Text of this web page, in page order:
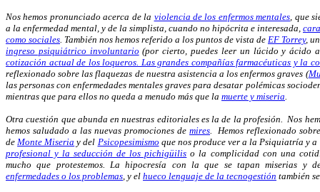
Nos hemos pronunciado acerca de la violencia de los enfermos mentales , que
a la enfermedad mental, y de la simplista, cuando no hipócrita e interesada,
como sociales . También nos hemos referido a los puntos de vista de EF Torrey,
ingreso psiquiátrico involuntario (por cierto, puedes leer un lúcido y ácido
cotización actual de los loqueros. Las grandes compañías farmacéuticas y la
reflexionado sobre las flaquezas de nuestra asistencia a los enfermos graves (
las personas con enfermedades mentales graves para desatar polémicas
mientras que para ellos no queda a menudo más que la muerte y miseria
Otra cuestión que abunda en nuestras editoriales es la de la profesión. Nos
hemos saludado a las nuevas promociones de mires . Hemos reflexionado
de Monte Miseria y del Psicopesimismo que nos produce ver a la Psiquiatría y
profesional y la seducción de los pichigüilis o la complicidad con una
mucho que protestemos. La hipocresía con la que se tapan miserias y
enfermedades o los problemas , y el hueco lenguaje de la tecnogestión también